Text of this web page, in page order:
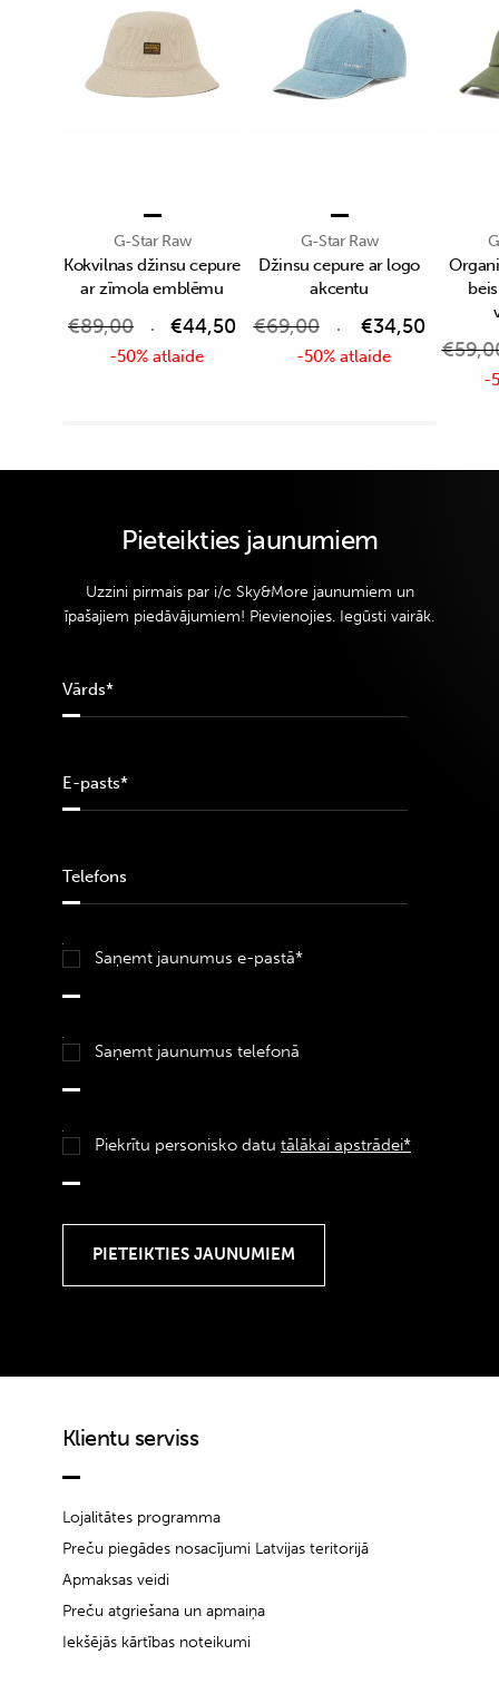
G-Star Raw
Kokvilnas džinsu cepure
ar zīmola emblēmu
€89,00 €44,50
-50% atlaide
G-Star Raw
Džinsu cepure ar logo
akcentu
€69,00 €34,50
-50% atlaide €
-
Pieteikties jaunumiem
Uzzini pirmais par i/c Sky&More jaunumiem un
īpašajiem piedāvājumiem! Pievienojies. Iegūsti vairāk.
Saņemt jaunumus e-pastā*
Saņemt jaunumus telefonā
Piekrītu personisko datu tālākai apstrādei*
Klientu serviss
Lojalitātes programma
Preču piegādes nosacījumi Latvijas teritorijā
Apmaksas veidi
Preču atgriešana un apmaiņa
Iekšējās kārtības noteikumi